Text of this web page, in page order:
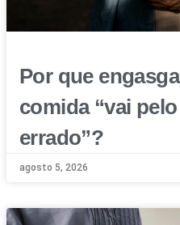
Por que
comida “vai
errado”?
agosto 5, 2026